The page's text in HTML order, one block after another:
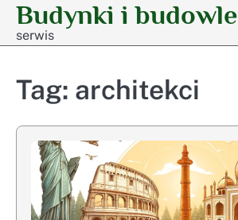
Skip
content
Budynki i budowle
serwis
Tag: architekci